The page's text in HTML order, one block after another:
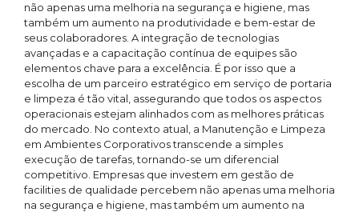
não apenas uma melhoria na segurança e higiene, mas
também um aumento na produtividade e bem-estar de
seus colaboradores. A integração de tecnologias
avançadas e a capacitação contínua de equipes são
elementos chave para a excelência. É por isso que a
escolha de um parceiro estratégico em serviço de portaria
e limpeza é tão vital, assegurando que todos os aspectos
operacionais estejam alinhados com as melhores práticas
do mercado. No contexto atual, a Manutenção e Limpeza
em Ambientes Corporativos transcende a simples
execução de tarefas, tornando-se um diferencial
competitivo. Empresas que investem em gestão de
facilities de qualidade percebem não apenas uma melhoria
na segurança e higiene, mas também um aumento na